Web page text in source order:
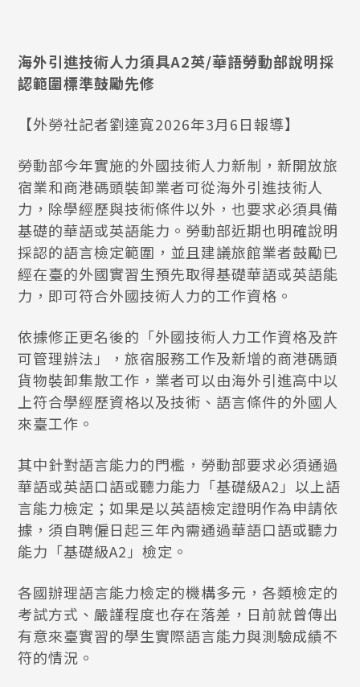
海外引進技術人力須具A2英/華語勞動部說明採
認範圍標準鼓勵先修
【外勞社記者劉達寬2026年3月6日報導】
勞動部今年實施的外國技術人力新制，新開放旅
宿業和商港碼頭裝卸業者可從海外引進技術人
力，除學經歷與技術條件以外，也要求必須具備
基礎的華語或英語能力。勞動部近期也明確說明
採認的語言檢定範圍，並且建議旅館業者鼓勵已
經在臺的外國實習生預先取得基礎華語或英語能
力，即可符合外國技術人力的工作資格。
依據修正更名後的「外國技術人力工作資格及許
可管理辦法」，旅宿服務工作及新增的商港碼頭
貨物裝卸集散工作，業者可以由海外引進高中以
上符合學經歷資格以及技術、語言條件的外國人
來臺工作。
其中針對語言能力的門檻，勞動部要求必須通過
華語或英語口語或聽力能力「基礎級A2」以上語
言能力檢定；如果是以英語檢定證明作為申請依
據，須自聘僱日起三年內需通過華語口語或聽力
能力「基礎級A2」檢定。
各國辦理語言能力檢定的機構多元，各類檢定的
考試方式、嚴謹程度也存在落差，日前就曾傳出
有意來臺實習的學生實際語言能力與測驗成績不
符的情況。